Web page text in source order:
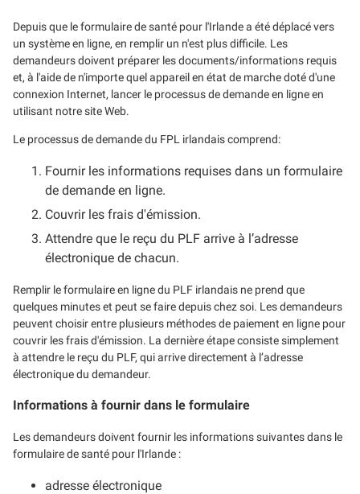
Depuis que le formulaire de santé pour l'Irlande a été déplacé vers
un système en ligne, en remplir un n'est plus difficile. Les
demandeurs doivent préparer les documents/informations requis
et, à l'aide de n'importe quel appareil en état de marche doté d'une
connexion Internet, lancer le processus de demande en ligne en
utilisant notre site Web.
Le processus de demande du FPL irlandais comprend:
Fournir les informations requises dans un formulaire
de demande en ligne.
Couvrir les frais d'émission.
Attendre que le reçu du PLF arrive à l’adresse
électronique de chacun.
Remplir le formulaire en ligne du PLF irlandais ne prend que
quelques minutes et peut se faire depuis chez soi. Les demandeurs
peuvent choisir entre plusieurs méthodes de paiement en ligne pour
couvrir les frais d'émission. La dernière étape consiste simplement
à attendre le reçu du PLF, qui arrive directement à l’adresse
électronique du demandeur.
Informations à fournir dans le formulaire
Les demandeurs doivent fournir les informations suivantes dans le
formulaire de santé pour l'Irlande :
adresse électronique